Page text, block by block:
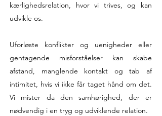
kærlighedsrelation, hvor vi trives, og kan
udvikle os.
Uforløste konflikter og uenigheder eller
gentagende misforståelser kan skabe
afstand, manglende kontakt og tab af
intimitet, hvis vi ikke får taget hånd om det.
Vi mister da den samhørighed, der er
nødvendig i en tryg og udviklende relation.